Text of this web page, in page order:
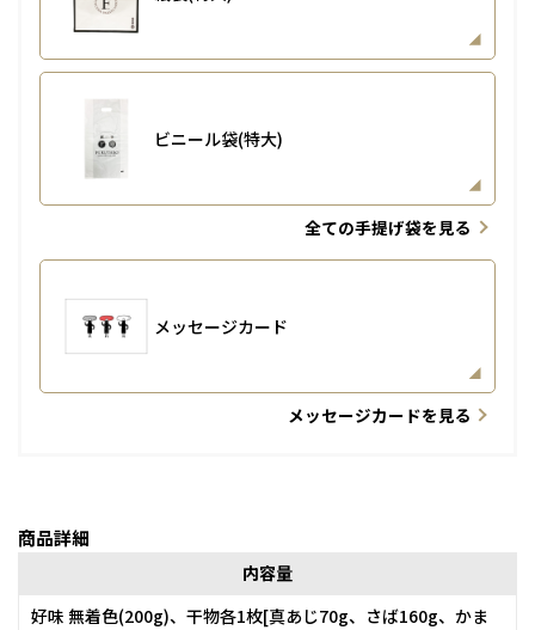
ビニール袋(特大)
全ての手提げ袋を見る
メッセージカード
メッセージカードを見る
商品詳細
内容量
好味 無着色(200g)、干物各1枚[真あじ70g、さば160g、かま